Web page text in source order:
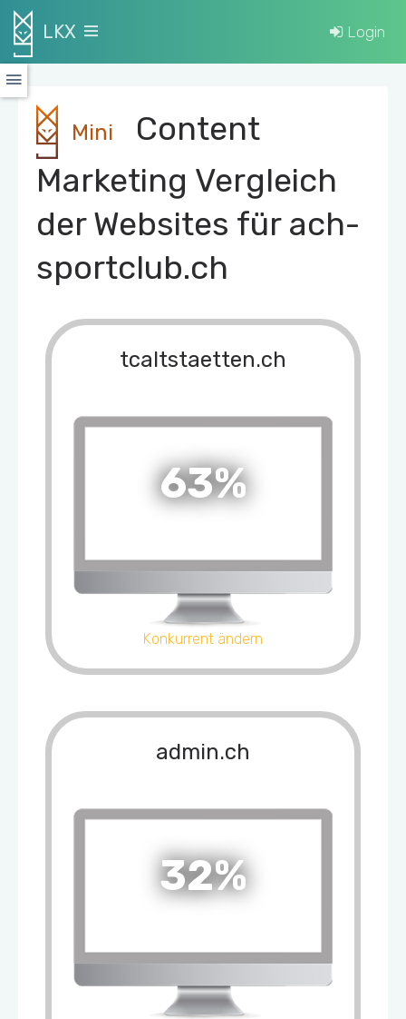
LKX Login
Mini
Content
Marketing Vergleich
der Websites für ach-
sportclub.ch
tcaltstaetten.ch
63%
Konkurrent ändern
admin.ch
32%